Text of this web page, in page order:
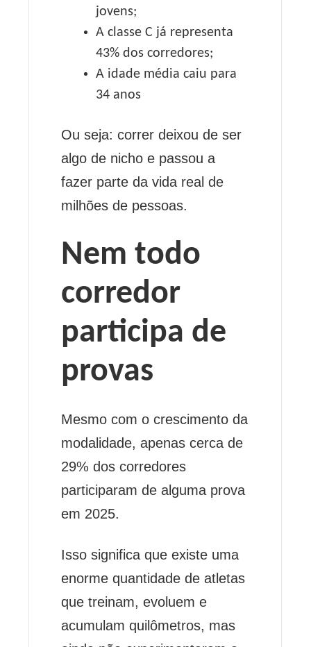
jovens;
A classe C já representa
43% dos corredores;
A idade média caiu para
34 anos
Ou seja: correr deixou de ser
algo de nicho e passou a
fazer parte da vida real de
milhões de pessoas.
Nem todo
corredor
participa de
provas
Mesmo com o crescimento da
modalidade, apenas cerca de
29% dos corredores
participaram de alguma prova
em 2025.
Isso significa que existe uma
enorme quantidade de atletas
que treinam, evoluem e
acumulam quilômetros, mas